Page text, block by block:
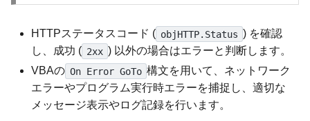
HTTPステータスコード ( objHTTP.Status ) を確認
し、成功 ( 2xx ) 以外の場合はエラーと判断します。
VBAの On Error GoTo 構文を用いて、ネットワーク
エラーやプログラム実行時エラーを捕捉し、適切な
メッセージ表示やログ記録を行います。